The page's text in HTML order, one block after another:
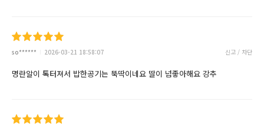
so****** 2026-03-21 18:58:07 신고 / 차단
명란알이 톡터져서 밥한공기는 뚝딱이네요 딸이 넘좋아해요 강추